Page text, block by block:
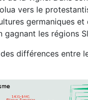
vers le
germaniques
gagnant les régions
différences entre